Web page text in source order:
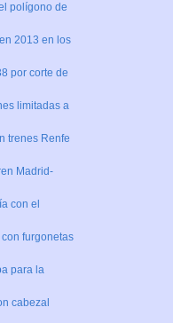
polígono de
2013 en los
por corte de
limitadas a
trenes Renfe
Madrid-
con el
furgonetas
para la
cabezal